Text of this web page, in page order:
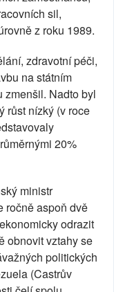
sil,
z roku 1989.
zdravotní péči,
na státním
zmenšil. Nadto byl
růst nízký (v roce
20%
ministr
ročně aspoň dvě
odrazit
obnovit vztahy se
politických
(Castrův